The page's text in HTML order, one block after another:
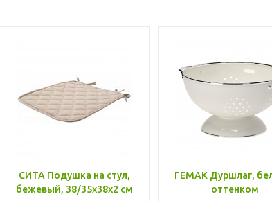
СИТА Подушка на стул,
бежевый, 38/35x38x2 см
ГЕМАК Дуршлаг,
оттенком